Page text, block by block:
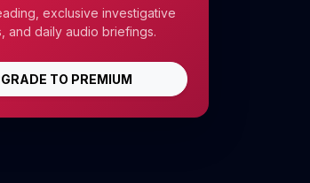
exclusive investigative
and daily audio briefings.
TO PREMIUM